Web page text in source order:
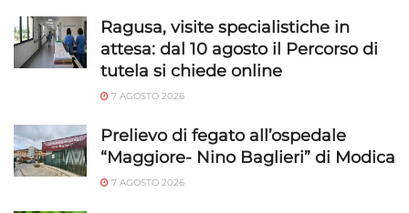
Ragusa, visite specialistiche in
attesa: dal 10 agosto il Percorso di
tutela si chiede online
7 AGOSTO 2026
Prelievo di fegato all’ospedale
“Maggiore- Nino Baglieri” di Modica
7 AGOSTO 2026